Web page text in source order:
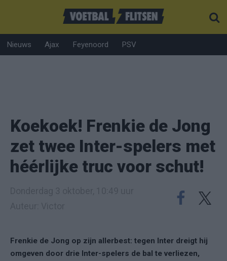
Nieuws Ajax Feyenoord PSV
Koekoek! Frenkie de Jong
zet twee Inter-spelers met
héérlijke truc voor schut!
Frenkie de Jong op zijn allerbest: tegen Inter dreigt hij
omgeven door drie Inter-spelers de bal te verliezen,